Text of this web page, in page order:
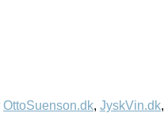
OttoSuenson.dk, JyskVin.dk,